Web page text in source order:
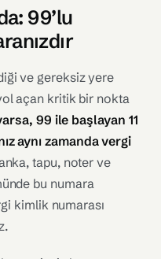
99’lu
ve gereksiz yere
açan kritik bir nokta
99 ile başlayan 11
aynı zamanda vergi
tapu, noter ve
bu numara
kimlik numarası